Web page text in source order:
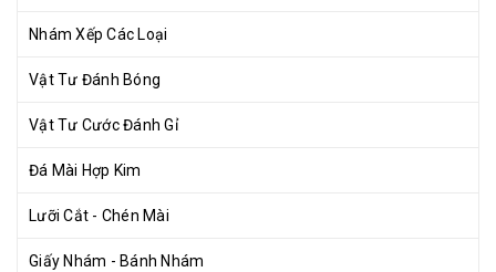
Nhám Xếp Các Loại
Vật Tư Đánh Bóng
Vật Tư Cước Đánh Gỉ
Đá Mài Hợp Kim
Lưỡi Cắt - Chén Mài
Giấy Nhám - Bánh Nhám